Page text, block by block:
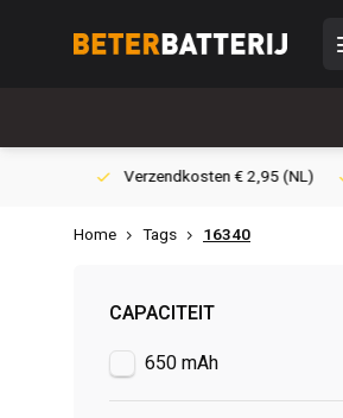
Verzendkosten € 2,95 (NL)
Home Tags 16340
CAPACITEIT
650 mAh